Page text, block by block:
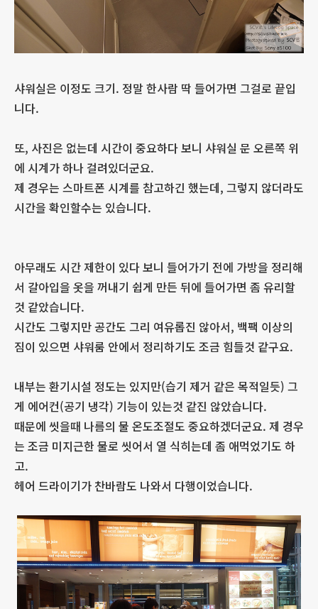
샤워실은 이정도 크기. 정말 한사람 딱 들어가면 그걸로 끝입
니다.
또, 사진은 없는데 시간이 중요하다 보니 샤워실 문 오른쪽 위
에 시계가 하나 걸려있더군요.
제 경우는 스마트폰 시계를 참고하긴 했는데, 그렇지 않더라도
시간을 확인할수는 있습니다.
아무래도 시간 제한이 있다 보니 들어가기 전에 가방을 정리해
서 갈아입을 옷을 꺼내기 쉽게 만든 뒤에 들어가면 좀 유리할
것 같았습니다.
시간도 그렇지만 공간도 그리 여유롭진 않아서, 백팩 이상의
짐이 있으면 샤워룸 안에서 정리하기도 조금 힘들것 같구요.
내부는 환기시설 정도는 있지만(습기 제거 같은 목적일듯) 그
게 에어컨(공기 냉각) 기능이 있는것 같진 않았습니다.
때문에 씻을때 나름의 물 온도조절도 중요하겠더군요. 제 경우
는 조금 미지근한 물로 씻어서 열 식히는데 좀 애먹었기도 하
고.
헤어 드라이기가 찬바람도 나와서 다행이었습니다.